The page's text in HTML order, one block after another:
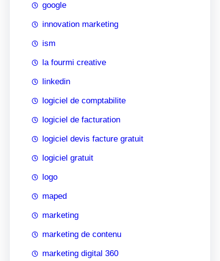
google
innovation marketing
ism
la fourmi creative
linkedin
logiciel de comptabilite
logiciel de facturation
logiciel devis facture gratuit
logiciel gratuit
logo
maped
marketing
marketing de contenu
marketing digital 360